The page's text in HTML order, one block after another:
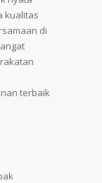
kualitas
di
terbaik